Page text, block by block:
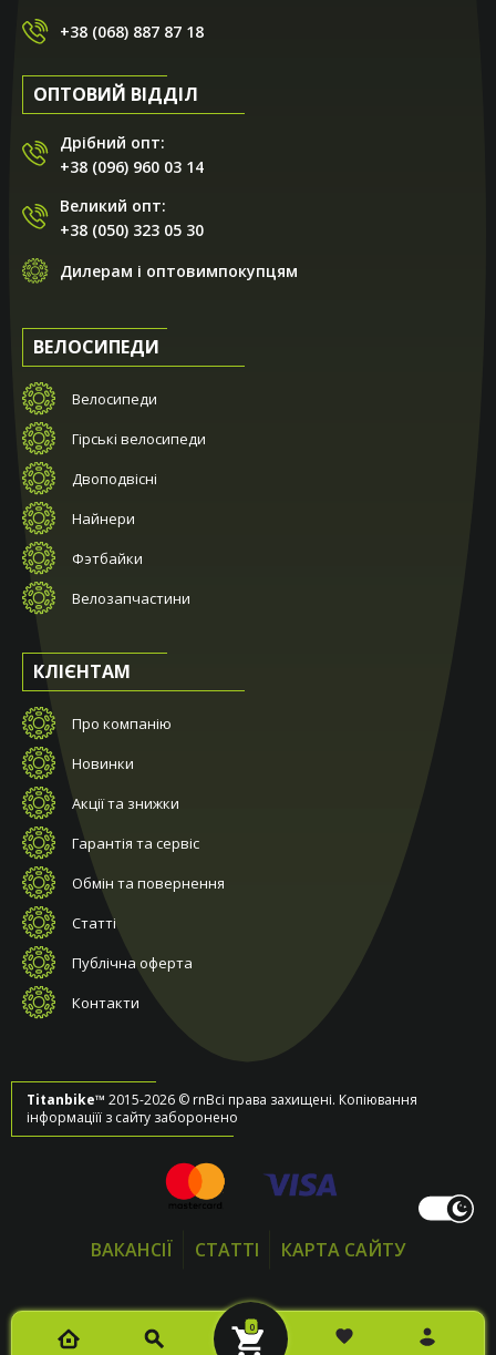
0
+38 (068) 887 87 18
ОПТОВИЙ ВІДДІЛ
Дрібний опт:
+38 (096) 960 03 14
Великий опт:
+38 (050) 323 05 30
Дилерам і оптовимпокупцям
ВЕЛОСИПЕДИ
Велосипеди
Гірські велосипеди
Двоподвісні
Найнери
Фэтбайки
Велозапчастини
КЛІЄНТАМ
Про компанію
Новинки
Акції та знижки
Гарантія та сервіс
Обмін та повернення
Статті
Публічна оферта
Контакти
Titanbike™ 2015-2026 © rnВсі права захищені. Копіювання
інформаціїї з сайту заборонено
ВАКАНСІЇ СТАТТІ КАРТА САЙТУ